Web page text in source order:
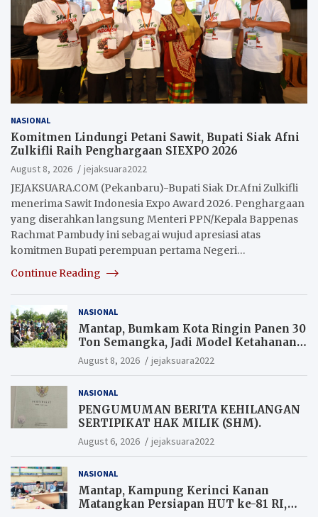
NASIONAL
Komitmen Lindungi Petani Sawit, Bupati Siak Afni
Zulkifli Raih Penghargaan SIEXPO 2026
August 8, 2026
jejaksuara2022
JEJAKSUARA.COM (Pekanbaru)-Bupati Siak Dr.Afni Zulkifli
menerima Sawit Indonesia Expo Award 2026. Penghargaan
yang diserahkan langsung Menteri PPN/Kepala Bappenas
Rachmat Pambudy ini sebagai wujud apresiasi atas
komitmen Bupati perempuan pertama Negeri…
Continue Reading
NASIONAL
Mantap, Bumkam Kota Ringin Panen 30
Ton Semangka, Jadi Model Ketahanan
Pangan Siak.
August 8, 2026 jejaksuara2022
NASIONAL
PENGUMUMAN BERITA KEHILANGAN
SERTIPIKAT HAK MILIK (SHM).
August 6, 2026 jejaksuara2022
NASIONAL
Mantap, Kampung Kerinci Kanan
Matangkan Persiapan HUT ke-81 RI,